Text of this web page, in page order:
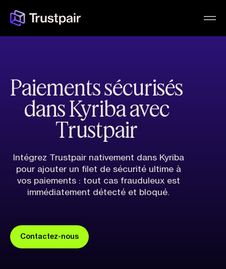
Paiements sécurisés
dans Kyriba avec
Trustpair
Intégrez Trustpair nativement dans Kyriba
pour ajouter un filet de sécurité ultime à
vos paiements : tout cas frauduleux est
immédiatement détecté et bloqué.
Contactez-nous